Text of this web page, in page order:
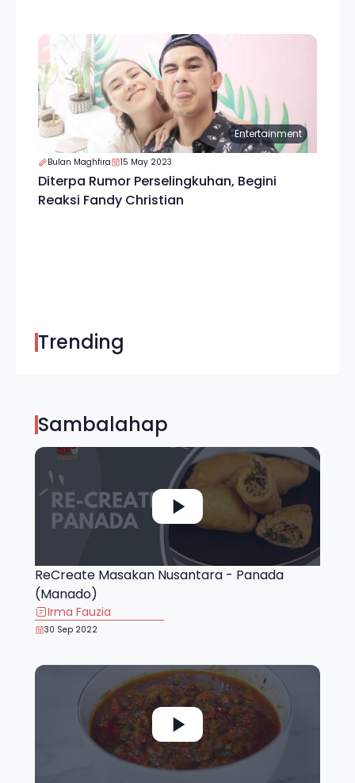
Entertainment
Bulan Maghfira 15 May 2023
Diterpa Rumor Perselingkuhan, Begini
Reaksi Fandy Christian
Trending
Sambalahap
ReCreate Masakan Nusantara - Panada
(Manado)
Irma Fauzia
30 Sep 2022